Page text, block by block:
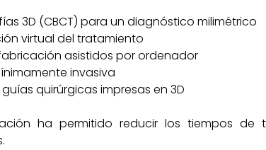
3D (CBCT) para un diagnóstico milimétrico
virtual del tratamiento
asistidos por ordenador
invasiva
guías quirúrgicas impresas en 3D
ha permitido reducir los tiempos de